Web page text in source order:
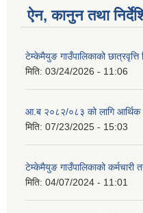
ऐन, कानुन तथा
टेम्केमैयुङ गाउँपालिकाको छात्रवृत्ति
मिति: 03/24/2026 - 11:06
आ.ब २०८२/०८३ को लागि आर्थिक
मिति: 07/23/2025 - 15:03
टेम्केमैयुङ गाउँपालिकाको कर्मचारी
मिति: 04/07/2024 - 11:01